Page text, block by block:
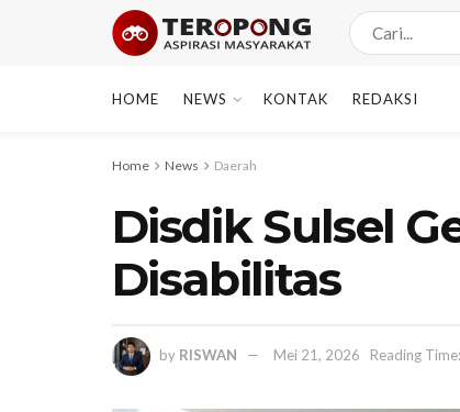
HOME NEWS KONTAK REDAKSI
Home News Daerah
Disdik Sulsel
Disabilitas
by RISWAN Mei 21, 2026 Reading